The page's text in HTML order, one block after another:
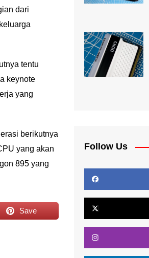
dari
tentu
keynote
yang
berikutnya
yang akan
895 yang
Save
Follow Us